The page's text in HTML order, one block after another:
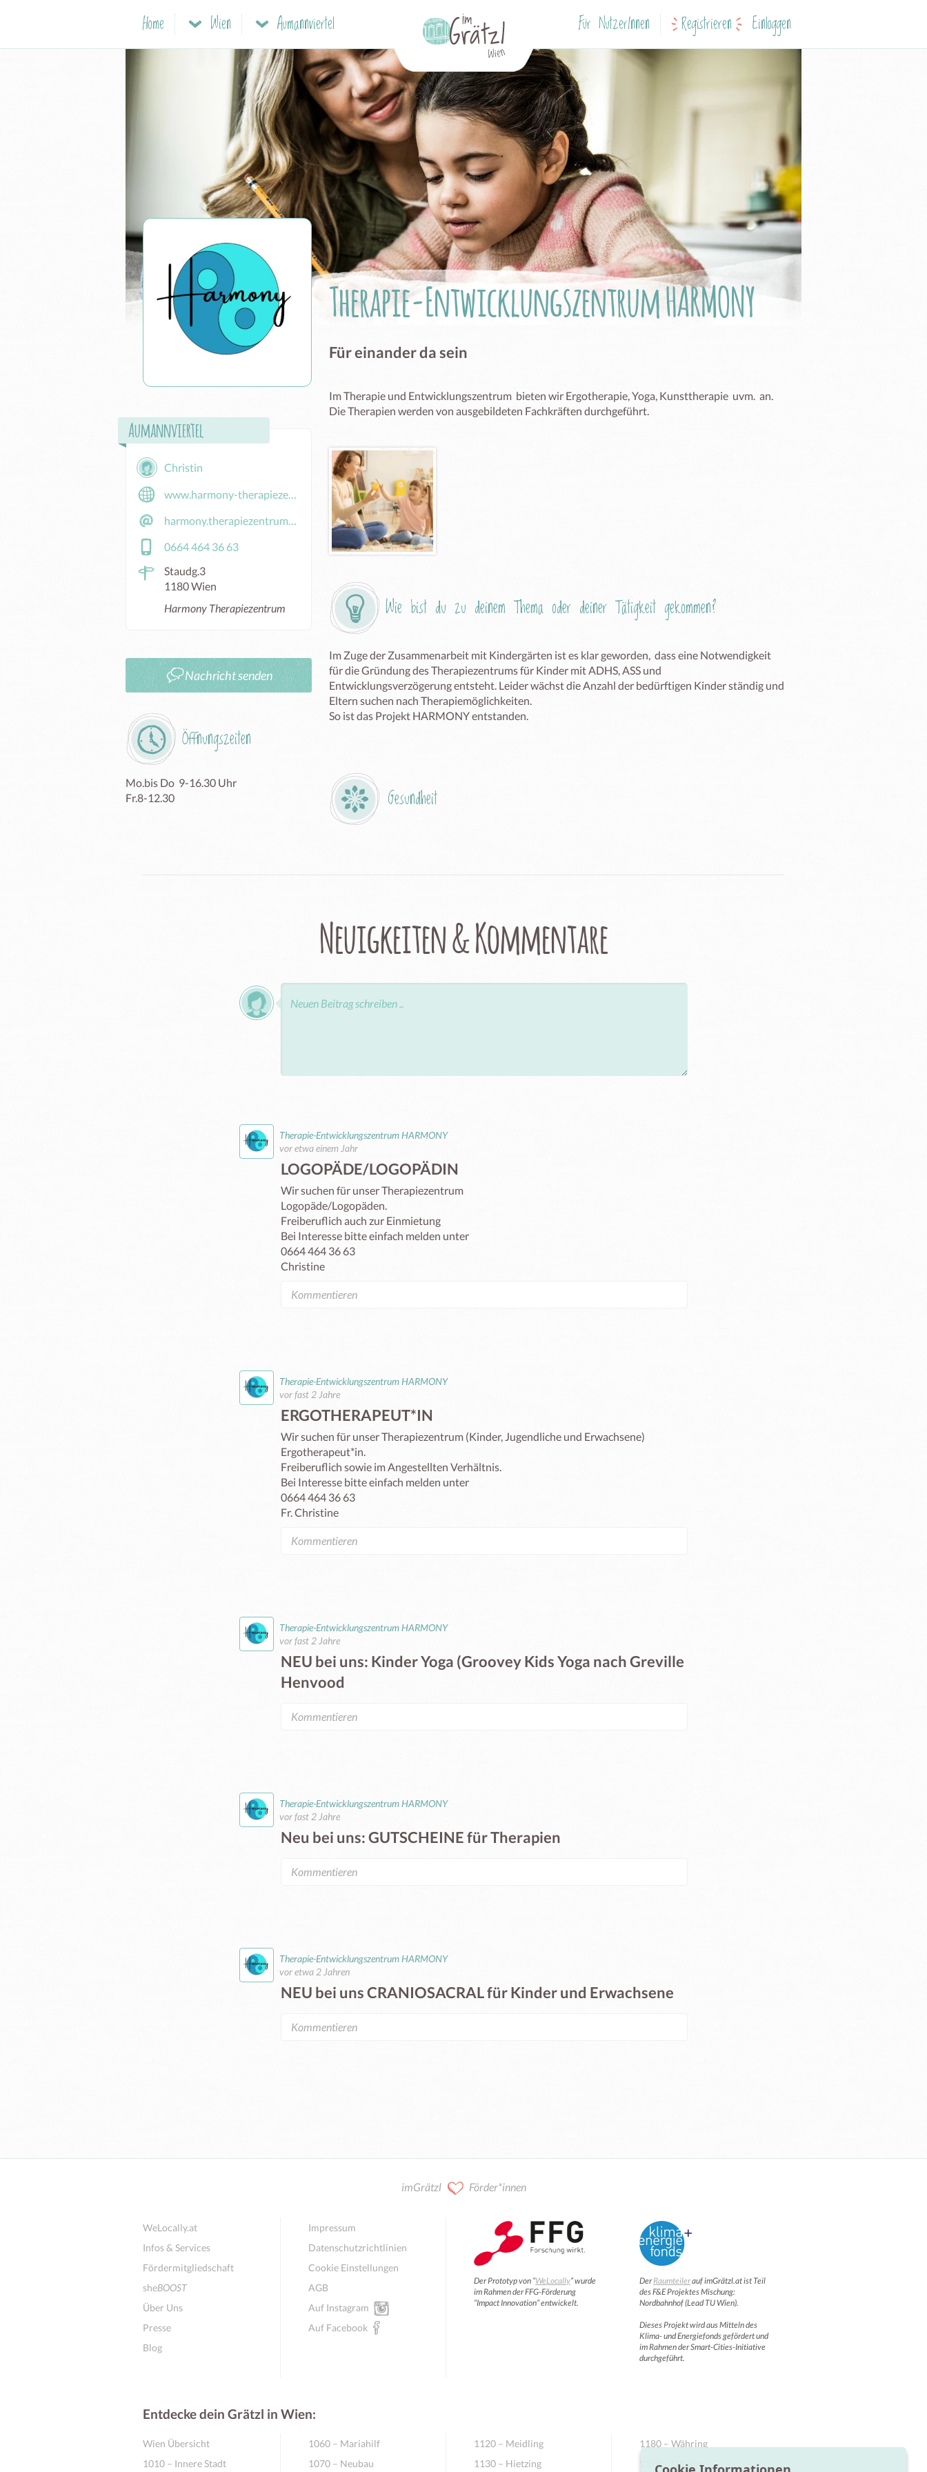
Home Wien Aumannviertel Für NutzerInnen Registrieren Einloggen
Therapie-Entwicklungszentrum HARMONY
Für einander da sein
Im Therapie und Entwicklungszentrum  bieten wir Ergotherapie, Yoga, Kunsttherapie  uvm.  an.
Die Therapien werden von ausgebildeten Fachkräften durchgeführt.
Wie bist du zu deinem Thema oder deiner Tätigkeit gekommen?
Im Zuge der Zusammenarbeit mit Kindergärten ist es klar geworden,  dass eine Notwendigkeit
für die Gründung des Therapiezentrums für Kinder mit ADHS, ASS und
Entwicklungsverzögerung entsteht. Leider wächst die Anzahl der bedürftigen Kinder ständig und
Eltern suchen nach Therapiemöglichkeiten.
So ist das Projekt HARMONY entstanden.
Gesundheit
Aumannviertel
Christin
www.harmony-therapiezentrum.at
harmony.therapiezentrum@gmail.com
0664 464 36 63
Staudg.3
1180 Wien
Harmony Therapiezentrum
Nachricht senden
Öffnungszeiten
Mo.bis Do  9-16.30 Uhr
Fr.8-12.30
Neuigkeiten & Kommentare
Therapie-Entwicklungszentrum HARMONY
vor etwa einem Jahr
LOGOPÄDE/LOGOPÄDIN
Wir suchen für unser Therapiezentrum
Logopäde/Logopäden.
Freiberuflich auch zur Einmietung
Bei Interesse bitte einfach melden unter
0664 464 36 63
Therapie-Entwicklungszentrum HARMONY
vor fast 2 Jahre
ERGOTHERAPEUT*IN
Wir suchen für unser Therapiezentrum (Kinder, Jugendliche und Erwachsene)
Ergotherapeut*in.
Freiberuflich sowie im Angestellten Verhältnis.
Bei Interesse bitte einfach melden unter
0664 464 36 63
Fr. Christine
Therapie-Entwicklungszentrum HARMONY
vor fast 2 Jahre
NEU bei uns: Kinder Yoga (Groovey Kids Yoga nach Greville
Henvood
Therapie-Entwicklungszentrum HARMONY
vor fast 2 Jahre
Neu bei uns: GUTSCHEINE für Therapien
Therapie-Entwicklungszentrum HARMONY
vor etwa 2 Jahren
NEU bei uns CRANIOSACRAL für Kinder und Erwachsene
imGrätzl Förder*innen
WeLocally.at
Infos & Services
Fördermitgliedschaft
sheBOOST
Über Uns
Presse
Blog
Impressum
Datenschutzrichtlinien
Cookie Einstellungen
AGB
Auf Instagram
Auf Facebook
Der Prototyp von “WeLocally” wurde
im Rahmen der FFG-Förderung
“Impact Innovation” entwickelt.
DerRaumteilerauf imGrätzl.at ist Teil
des F&E Projektes Mischung:
Nordbahnhof (Lead TU Wien).
Dieses Projekt wird aus Mitteln des
Klima- und Energiefonds gefördert und
im Rahmen der Smart-Cities-Initiative
durchgeführt.
Entdecke dein Grätzl in Wien:
Wien Übersicht
1010 – Innere Stadt
1060 – Mariahilf
1070 – Neubau
1120 – Meidling
1130 – Hietzing
1180 – Währing
1190 – Döbling